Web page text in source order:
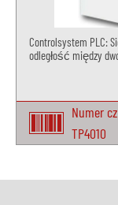
Controlsystem PLC:
odległość między
Numer
TP4010